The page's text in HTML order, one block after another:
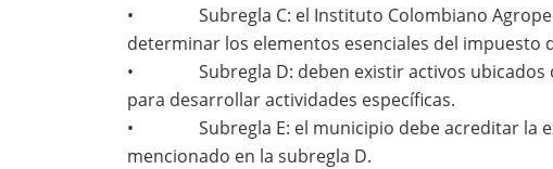
• Subregla C: el Instituto Colombiano
determinar los elementos esenciales del impuesto
• Subregla D: deben existir activos ubicados
para desarrollar actividades específicas.
• Subregla E: el municipio debe acreditar la
mencionado en la subregla D.